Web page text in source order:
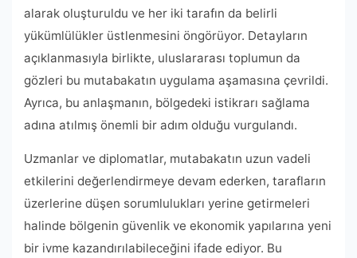
alarak oluşturuldu ve her iki tarafın da belirli
yükümlülükler üstlenmesini öngörüyor. Detayların
açıklanmasıyla birlikte, uluslararası toplumun da
gözleri bu mutabakatın uygulama aşamasına çevrildi.
Ayrıca, bu anlaşmanın, bölgedeki istikrarı sağlama
adına atılmış önemli bir adım olduğu vurgulandı.
Uzmanlar ve diplomatlar, mutabakatın uzun vadeli
etkilerini değerlendirmeye devam ederken, tarafların
üzerlerine düşen sorumlulukları yerine getirmeleri
halinde bölgenin güvenlik ve ekonomik yapılarına yeni
bir ivme kazandırılabileceğini ifade ediyor. Bu